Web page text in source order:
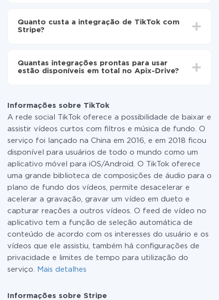
30 minutos. Em média, a configuração leva de 10 a 15
minutos.
Quanto custa a integração de TikTok com
Stripe?
as tarifas. Você paga apenas pela quantidade de
dados que é realmente transferida de um de seus
ou mudar para um de pago, se necessário. Mais
detalhes sobre tarifas
Quantas integrações prontas para usar
estão disponíveis em total no Apix-Drive?
Informações sobre TikTok
A rede social TikTok oferece a possibilidade de baixar e
assistir vídeos curtos com filtros e música de fundo. O
serviço foi lançado na China em 2016, e em 2018 ficou
disponível para usuários de todo o mundo como um
aplicativo móvel para iOS/Android. O TikTok oferece
uma grande biblioteca de composições de áudio para o
plano de fundo dos vídeos, permite desacelerar e
acelerar a gravação, gravar um vídeo em dueto e
capturar reações a outros vídeos. O feed de vídeo no
aplicativo tem a função de seleção automática de
conteúdo de acordo com os interesses do usuário e os
vídeos que ele assistiu, também há configurações de
privacidade e limites de tempo para utilização do
serviço.
Mais detalhes
Informações sobre Stripe